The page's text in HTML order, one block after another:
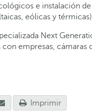
e instalación
eólicas y
Next
empresas,
Imprimir